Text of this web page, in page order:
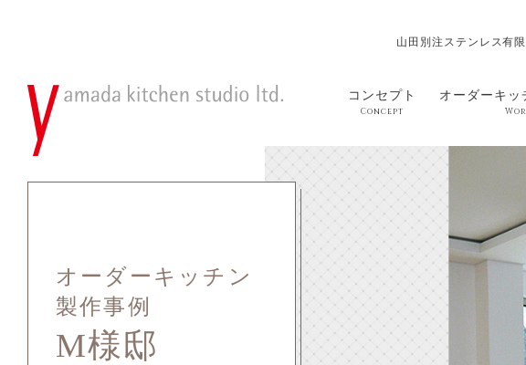
山田別注ステンレス有
コンセプト
Concept
オーダーキッ
オーダーキッチン
製作事例
M様邸